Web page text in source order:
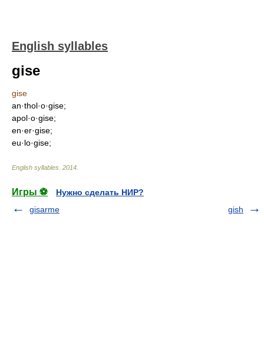
English syllables
gise
gise
an·thol·o·gise;
apol·o·gise;
en·er·gise;
eu·lo·gise;
English syllables 2014
Игры ⚽
Нужно сделать НИР?
gisarme
gish